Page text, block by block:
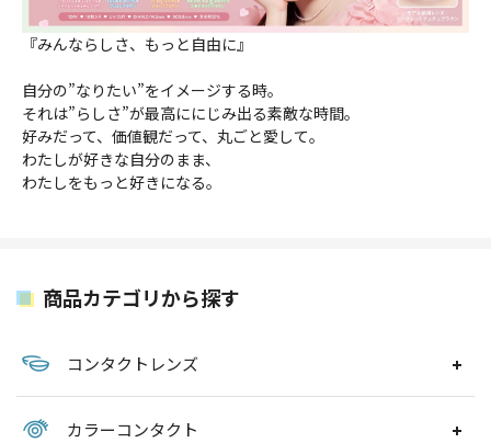
『みんならしさ、もっと自由に』
自分の”なりたい”をイメージする時。
それは”らしさ”が最高ににじみ出る素敵な時間。
好みだって、価値観だって、丸ごと愛して。
わたしが好きな自分のまま、
わたしをもっと好きになる。
商品カテゴリから探す
コンタクトレンズ
カラーコンタクト